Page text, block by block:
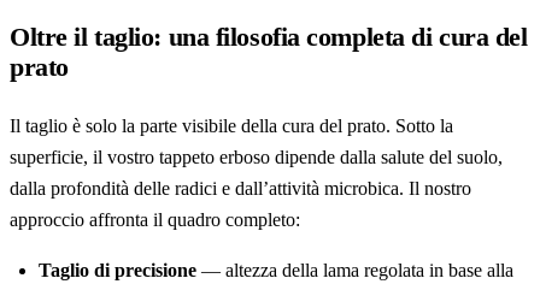
Oltre il taglio: una filosofia completa di cura del
prato
Il taglio è solo la parte visibile della cura del prato. Sotto la
superficie, il vostro tappeto erboso dipende dalla salute del suolo,
dalla profondità delle radici e dall’attività microbica. Il nostro
approccio affronta il quadro completo:
Taglio di precisione — altezza della lama regolata in base alla